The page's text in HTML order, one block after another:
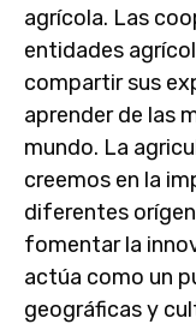
agrícola. Las
entidades
compartir sus
aprender de las
mundo. La
creemos en la
diferentes
fomentar la
actúa como un
geográficas y